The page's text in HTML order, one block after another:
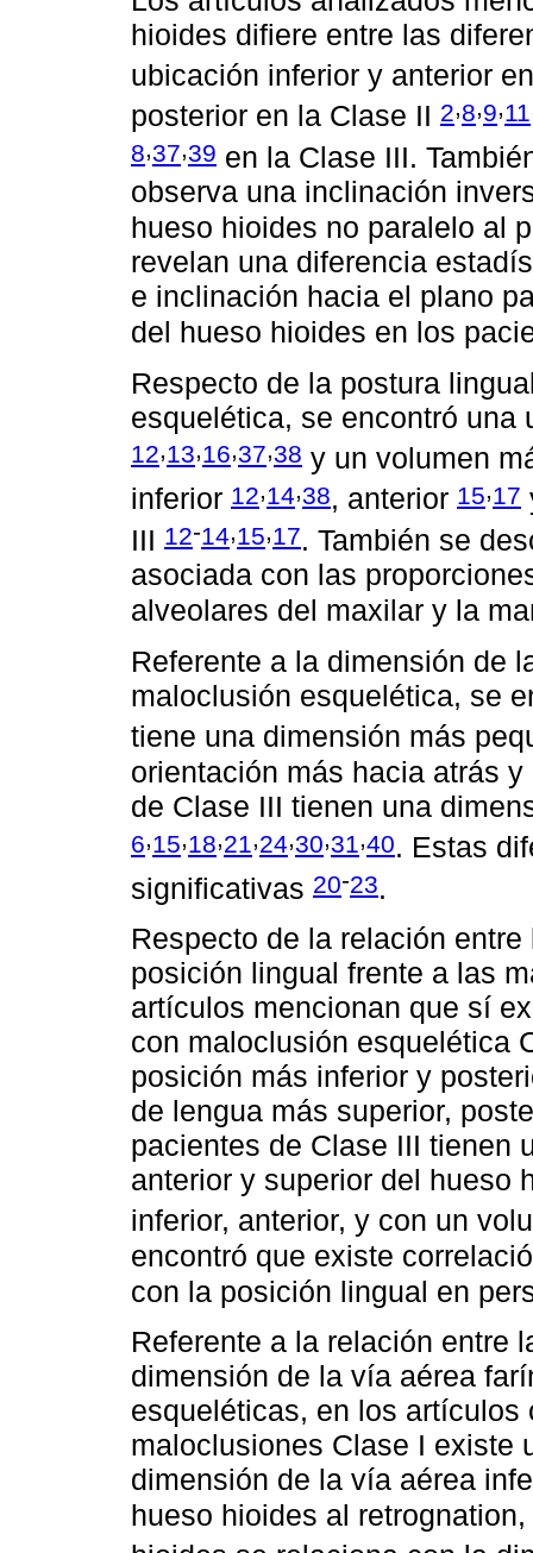
hioides difiere entre las
ubicación inferior y anterior
posterior en la Clase II 2,8,9,11
8,37,39 en la Clase III.
observa una inclinación
hueso hioides no paralelo al
revelan una diferencia
e inclinación hacia el plano
del hueso hioides en los
Respecto de la postura
esquelética, se encontró una
12,13,16,37,38 y un volumen
inferior 12,14,38, anterior 15,17
III 12-14,15,17. También se
asociada con las
alveolares del maxilar y la
Referente a la dimensión de
maloclusión esquelética, se
tiene una dimensión más
orientación más hacia atrás
de Clase III tienen una
6,15,18,21 ,24,30,31 ,40. Estas
significativas 20-23.
Respecto de la relación
posición lingual frente a las
artículos mencionan que sí
con maloclusión esquelética
posición más inferior y
de lengua más superior,
pacientes de Clase III tienen
anterior y superior del hueso
inferior, anterior, y con un
encontró que existe
con la posición lingual en
Referente a la relación entre
dimensión de la vía aérea
esqueléticas, en los
maloclusiones Clase I existe
dimensión de la vía aérea
hueso hioides al retrognation,